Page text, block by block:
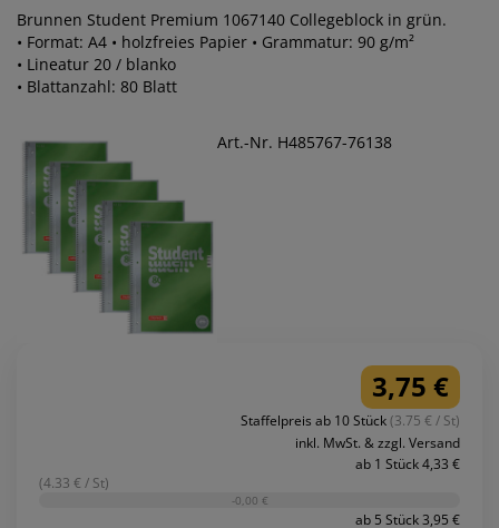
Brunnen Student Premium 1067140 Collegeblock in grün.
• Format: A4 • holzfreies Papier • Grammatur: 90 g/m²
• Lineatur 20 / blanko
• Blattanzahl: 80 Blatt
Art.-Nr. H485767-76138
3,75 €
Staffelpreis ab 10 Stück(3.75 € / St)
inkl. MwSt. & zzgl. Versand
ab 1 Stück 4,33 €
(4.33 € / St)
-0,00 €
ab 5 Stück 3,95 €